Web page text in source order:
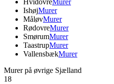
HvidovreMurer
IshøjMurer
MåløvMurer
RødovreMurer
SmørumMurer
TaastrupMurer
VallensbækMurer
Murer på øvrige Sjælland
18